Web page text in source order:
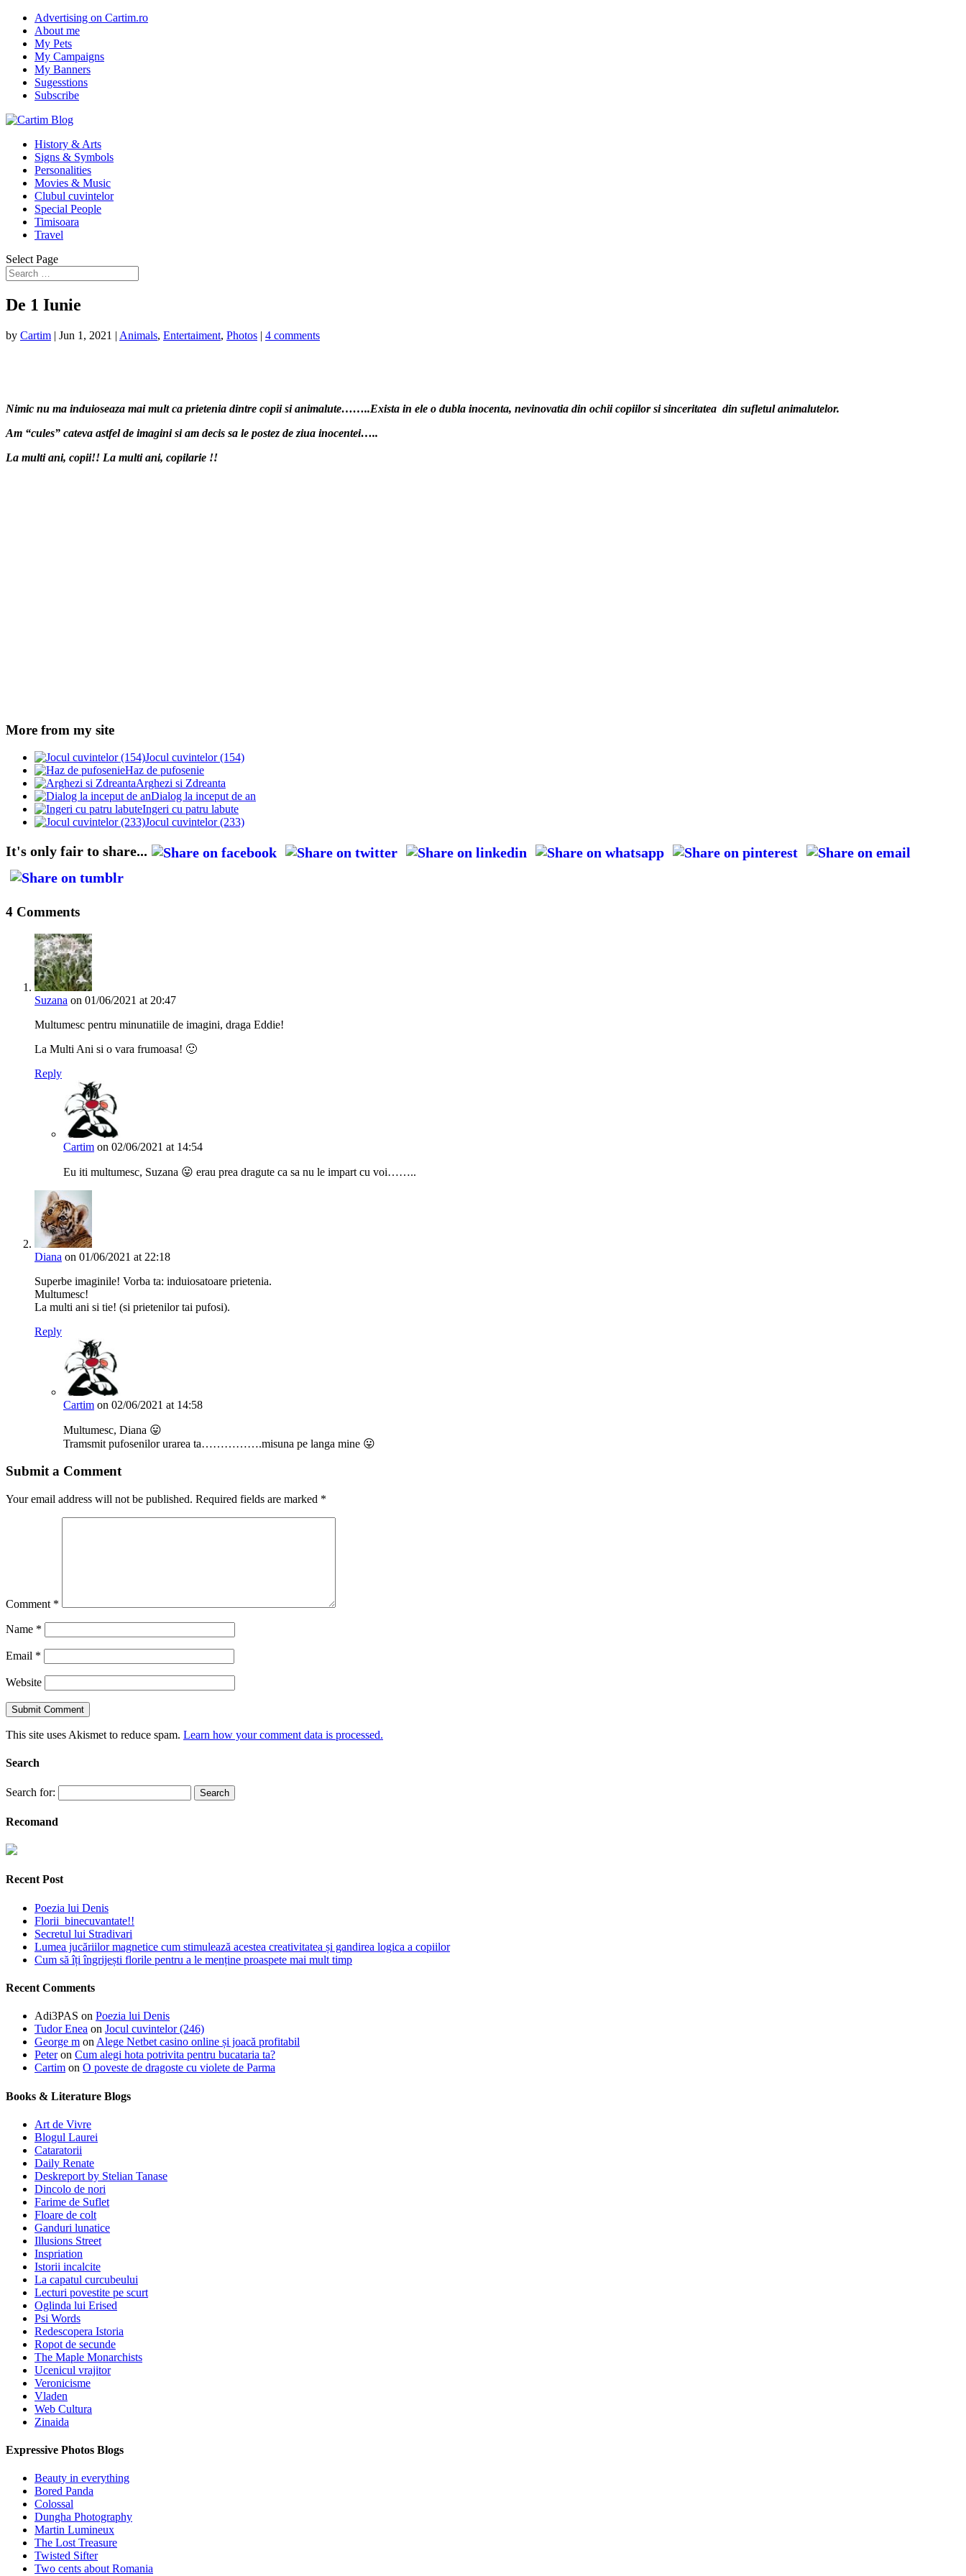
Advertising on Cartim.ro
About me
My Pets
My Campaigns
My Banners
Sugesstions
Subscribe
History & Arts
Signs & Symbols
Personalities
Movies & Music
Clubul cuvintelor
Special People
Timisoara
Travel
Select Page
De 1 Iunie
by Cartim | Jun 1, 2021 | Animals, Entertaiment, Photos | 4 comments
Nimic nu ma induioseaza mai mult ca prietenia dintre copii si animalute……..Exista in ele o dubla inocenta, nevinovatia din ochii copiilor si sinceritatea din sufletul animalutelor.
Am “cules” cateva astfel de imagini si am decis sa le postez de ziua inocentei…..
La multi ani, copii!! La multi ani, copilarie !!
More from my site
Jocul cuvintelor (154)
Haz de pufosenie
Arghezi si Zdreanta
Dialog la inceput de an
Ingeri cu patru labute
Jocul cuvintelor (233)
It's only fair to share...
4 Comments
Suzana on 01/06/2021 at 20:47
Multumesc pentru minunatiile de imagini, draga Eddie!
La Multi Ani si o vara frumoasa! 🙂
Reply
Cartim on 02/06/2021 at 14:54
Eu iti multumesc, Suzana 😛 erau prea dragute ca sa nu le impart cu voi……..
Diana on 01/06/2021 at 22:18
Superbe imaginile! Vorba ta: induiosatoare prietenia.
Multumesc!
La multi ani si tie! (si prietenilor tai pufosi).
Reply
Cartim on 02/06/2021 at 14:58
Multumesc, Diana 😛
Tramsmit pufosenilor urarea ta…………….misuna pe langa mine 😛
Submit a Comment
Your email address will not be published. Required fields are marked *
Comment *
Name *
Email *
Website
This site uses Akismet to reduce spam. Learn how your comment data is processed.
Search
Search for:
Recomand
Recent Post
Poezia lui Denis
Florii binecuvantate!!
Secretul lui Stradivari
Lumea jucăriilor magnetice cum stimulează acestea creativitatea și gandirea logica a copiilor
Cum să îți îngrijești florile pentru a le menține proaspete mai mult timp
Recent Comments
Adi3PAS on Poezia lui Denis
Tudor Enea on Jocul cuvintelor (246)
George m on Alege Netbet casino online și joacă profitabil
Peteron Cum alegi hota potrivita pentru bucataria ta?
Cartim on O poveste de dragoste cu violete de Parma
Books & Literature Blogs
Art de Vivre
Blogul Laurei
Cataratorii
Daily Renate
Deskreport by Stelian Tanase
Dincolo de nori
Farime de Suflet
Floare de colt
Ganduri lunatice
Illusions Street
Inspriation
Istorii incalcite
La capatul curcubeului
Lecturi povestite pe scurt
Oglinda lui Erised
Psi Words
Redescopera Istoria
Ropot de secunde
The Maple Monarchists
Ucenicul vrajitor
Veronicisme
Vladen
Web Cultura
Zinaida
Expressive Photos Blogs
Beauty in everything
Bored Panda
Colossal
Dungha Photography
Martin Lumineux
The Lost Treasure
Twisted Sifter
Two cents about Romania